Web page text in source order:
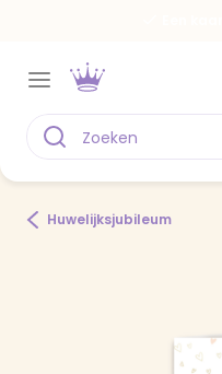
Huwelijksjubileum